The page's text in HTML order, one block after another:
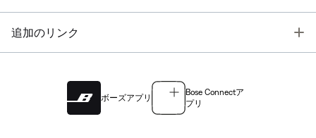
追加のリンク
ボーズアプリ
Bose Connectア
プリ